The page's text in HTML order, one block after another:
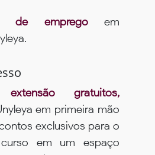
de empregoem
gratuitos,
em primeira mão
exclusivos para o
em um espaço